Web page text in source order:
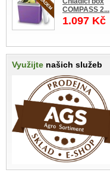
COMPASS 2...
1.097 Kč
Využijte našich služeb